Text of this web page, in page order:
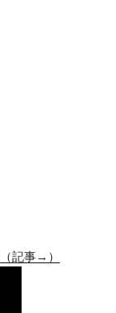
（記事→）